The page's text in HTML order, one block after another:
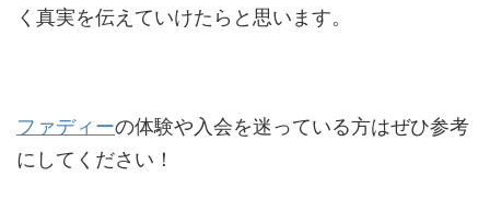
く真実を伝えていけたらと思います。
ファディーの体験や入会を迷っている方はぜひ参考
にしてください！